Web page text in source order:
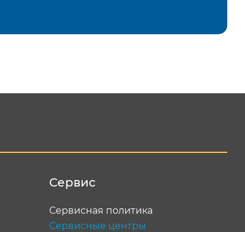
Сервис
Сервисная политика
Сервисные центры